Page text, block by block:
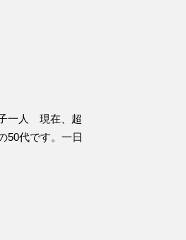
一人 現在、超
50代です。一日